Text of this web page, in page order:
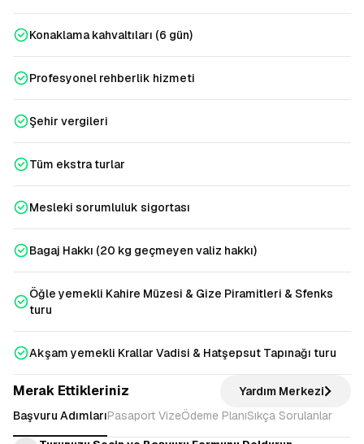
Konaklama kahvaltıları (6 gün)
Profesyonel rehberlik hizmeti
Şehir vergileri
Tüm ekstra turlar
Mesleki sorumluluk sigortası
Bagaj Hakkı (20 kg geçmeyen valiz hakkı)
Öğle yemekli Kahire Müzesi & Gize Piramitleri & Sfenks
turu
Akşam yemekli Krallar Vadisi & Hatşepsut Tapınağı turu
Merak Ettikleriniz
Yardım Merkezi
Başvuru AdımlarıPasaport VizeÖdeme Planı Sıkça Sorulanlar